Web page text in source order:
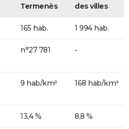
Termenès
des villes
165 hab. 1 994 hab.
n°27 781 -
9 hab/km² 168 hab/km²
13,4 % 8,8 %